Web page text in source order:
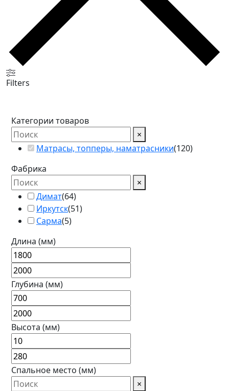
Filters
Категории товаров
×
Матрасы, топперы, наматрасники(120)
Фабрика
×
Димат(64)
Иркутск(51)
Сарма(5)
Длина (мм)
Глубина (мм)
Высота (мм)
Спальное место (мм)
×